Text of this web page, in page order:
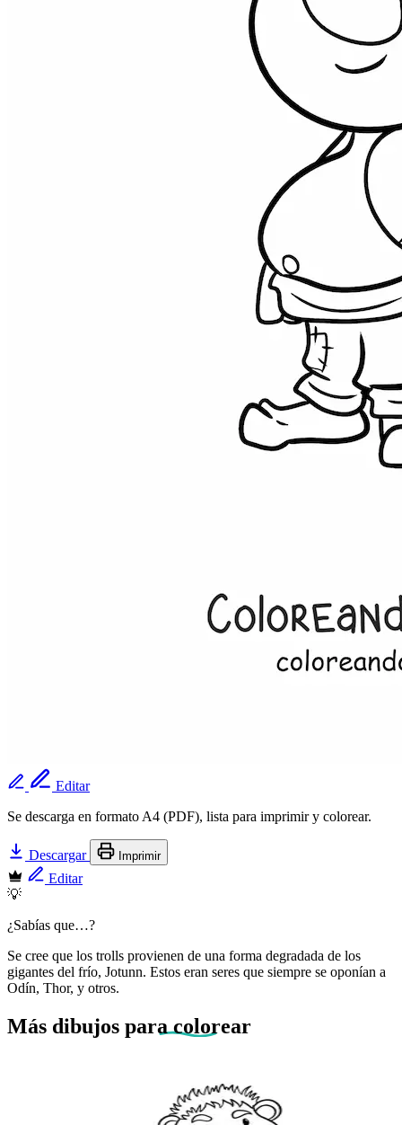
Editar
Se descarga en formato A4 (PDF), lista para imprimir y colorear.
Descargar Imprimir
Editar
💡
¿Sabías que…?
Se cree que los trolls provienen de una forma degradada de los
gigantes del frío, Jotunn. Estos eran seres que siempre se oponían a
Odín, Thor, y otros.
Más dibujos para colorear